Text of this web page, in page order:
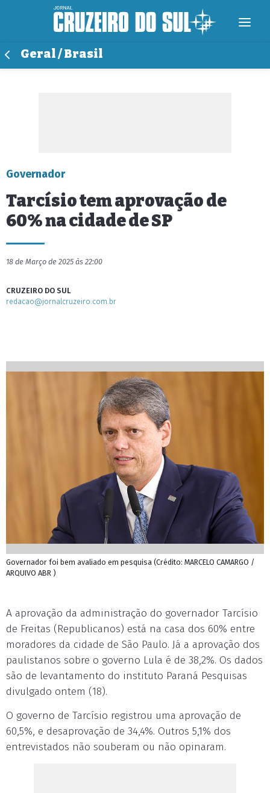
Geral / Brasil
Governador
Tarcísio tem aprovação de
60% na cidade de SP
18 de Março de 2025 às 22:00
CRUZEIRO DO SUL
redacao@jornalcruzeiro.com.br
Governador foi bem avaliado em pesquisa (Crédito: MARCELO CAMARGO /
ARQUIVO ABR )
A aprovação da administração do governador Tarcísio
de Freitas (Republicanos) está na casa dos 60% entre
moradores da cidade de São Paulo. Já a aprovação dos
paulistanos sobre o governo Lula é de 38,2%. Os dados
são de levantamento do instituto Paraná Pesquisas
divulgado ontem (18).
O governo de Tarcísio registrou uma aprovação de
60,5%, e desaprovação de 34,4%. Outros 5,1% dos
entrevistados não souberam ou não opinaram.